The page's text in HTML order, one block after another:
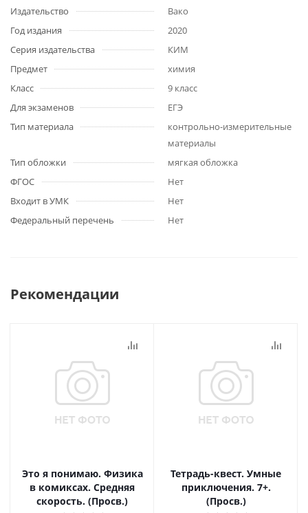
Издательство
Вако
Год издания
2020
Серия издательства
КИМ
Предмет
химия
Класс
9 класс
Для экзаменов
ЕГЭ
Тип материала
контрольно-измерительные
материалы
Тип обложки
мягкая обложка
ФГОС
Нет
Входит в УМК
Нет
Федеральный перечень
Нет
Рекомендации
Это я понимаю. Физика
в комиксах. Средняя
скорость. (Просв.)
Тетрадь-квест. Умные
приключения. 7+.
(Просв.)